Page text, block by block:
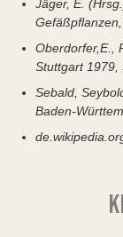
Jäger, E.
Oberdorfer,E.,
Stuttgart 1979,
Sebald,
Baden-